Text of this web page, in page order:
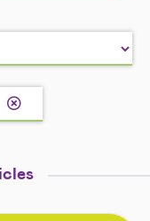
Effacer
la